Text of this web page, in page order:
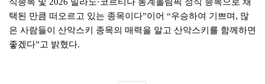
택된 만큼 떠오르고 있는 종목이다”이어 “우승하여 기쁘며, 많
은 사람들이 산악스키 종목의 매력을 알고 산악스키를 함께하면
좋겠다”고 밝혔다.